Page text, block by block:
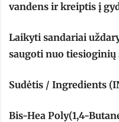
vandens ir kreiptis į
Laikyti sandariai
saugoti nuo tiesioginių
Sudėtis / Ingredients
Bis-Hea Poly(1,4-